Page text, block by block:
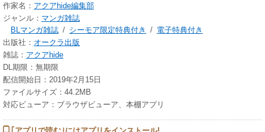
作家名： アクアhide編集部
ジャンル： マンガ雑誌
BLマンガ雑誌 / シーモア限定特典付き / 電子特典付き
出版社： オークラ出版
雑誌： アクアhide
DL期限：無期限
配信開始日：2019年2月15日
ファイルサイズ：44.2MB
対応ビューア：ブラウザビューア、本棚アプリ